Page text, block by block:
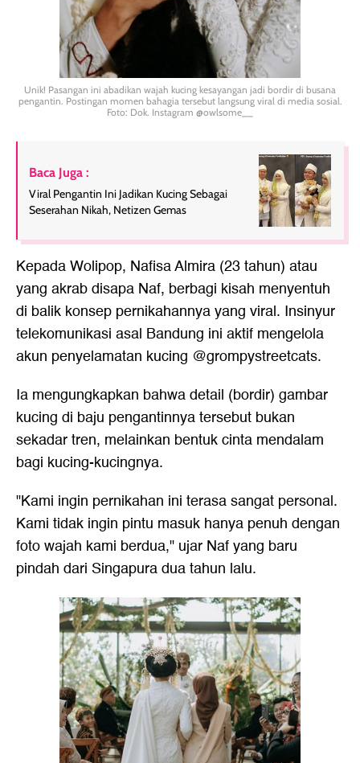
Unik! Pasangan ini abadikan wajah kucing kesayangan jadi bordir di busana
pengantin. Postingan momen bahagia tersebut langsung viral di media sosial.
Foto: Dok. Instagram @owlsome__
Baca Juga :
Viral Pengantin Ini Jadikan Kucing Sebagai
Seserahan Nikah, Netizen Gemas
Kepada Wolipop, Nafisa Almira (23 tahun) atau
yang akrab disapa Naf, berbagi kisah menyentuh
di balik konsep pernikahannya yang viral. Insinyur
telekomunikasi asal Bandung ini aktif mengelola
akun penyelamatan kucing @grompystreetcats.
Ia mengungkapkan bahwa detail (bordir) gambar
kucing di baju pengantinnya tersebut bukan
sekadar tren, melainkan bentuk cinta mendalam
bagi kucing-kucingnya.
"Kami ingin pernikahan ini terasa sangat personal.
Kami tidak ingin pintu masuk hanya penuh dengan
foto wajah kami berdua," ujar Naf yang baru
pindah dari Singapura dua tahun lalu.